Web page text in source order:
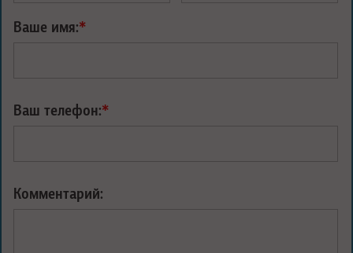
Ваше имя:*
Ваш телефон:*
Комментарий: